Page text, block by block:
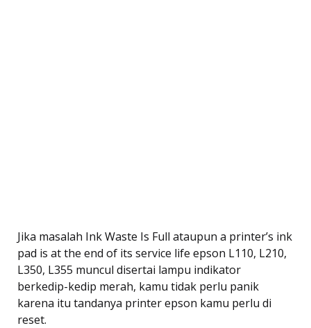
Jika masalah Ink Waste Is Full ataupun a printer’s ink
pad is at the end of its service life epson L110, L210,
L350, L355 muncul disertai lampu indikator
berkedip-kedip merah, kamu tidak perlu panik
karena itu tandanya printer epson kamu perlu di
reset.